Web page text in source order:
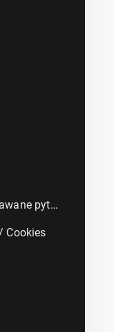
FAQ - Najczęściej zadawane pytania
Cookies